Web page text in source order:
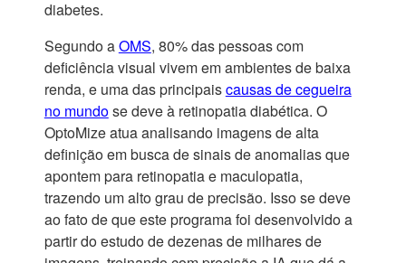
diabetes.
Segundo aOMS, 80% das pessoas com
deficiência visual vivem em ambientes de baixa
renda, e uma das principaiscausas de cegueira
no mundose deve à retinopatia diabética. O
OptoMize atua analisando imagens de alta
definição em busca de sinais de anomalias que
apontem para retinopatia e maculopatia,
trazendo um alto grau de precisão. Isso se deve
ao fato de que este programa foi desenvolvido a
partir do estudo de dezenas de milhares de